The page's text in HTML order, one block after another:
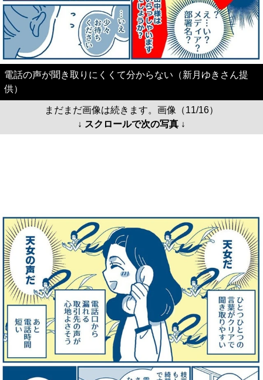
電話の声が聞き取りにくくて分からない（新月ゆきさん提
供）
まだまだ画像は続きます。画像（11/16）
↓ スクロールで次の写真 ↓